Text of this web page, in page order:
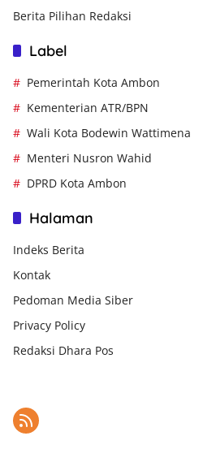
Berita Pilihan Redaksi
Label
Pemerintah Kota Ambon
Kementerian ATR/BPN
Wali Kota Bodewin Wattimena
Menteri Nusron Wahid
DPRD Kota Ambon
Halaman
Indeks Berita
Kontak
Pedoman Media Siber
Privacy Policy
Redaksi Dhara Pos